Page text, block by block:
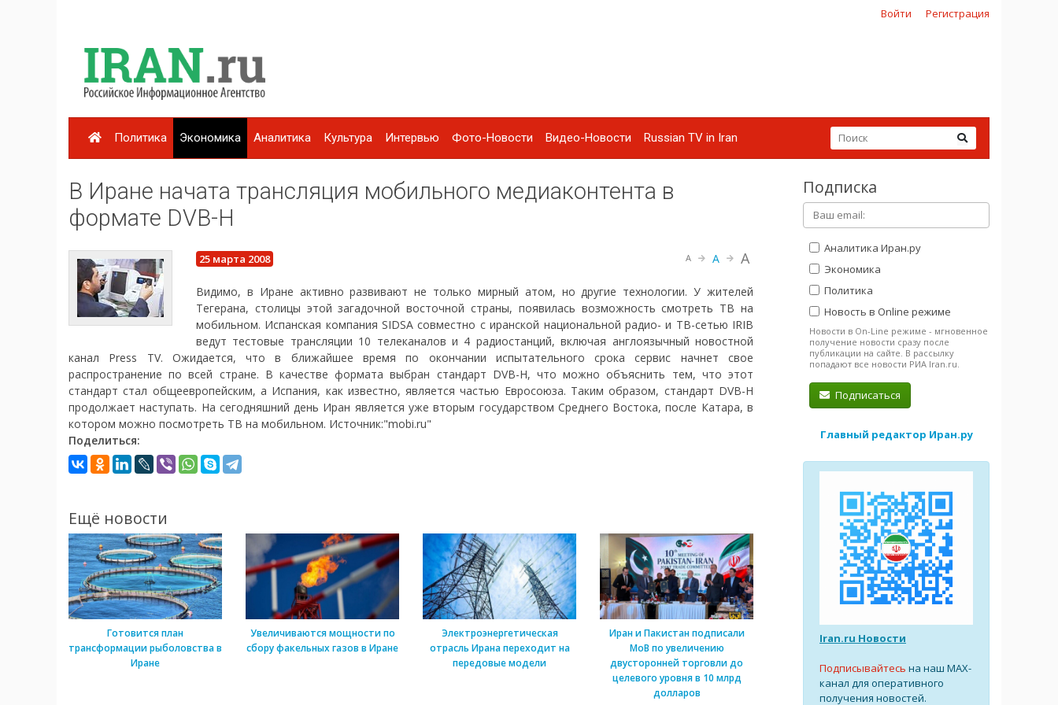
Войти Регистрация
Политика Экономика Аналитика Культура Интервью Фото-Новости Видео-Новости Russian TV in Iran
В Иране начата трансляция мобильного медиаконтента в
формате DVB-H
25 марта 2008 A A A
Видимо, в Иране активно развивают не только мирный атом, но другие технологии. У жителей
Тегерана, столицы этой загадочной восточной страны, появилась возможность смотреть ТВ на
мобильном. Испанская компания SIDSA совместно с иранской национальной радио- и ТВ-сетью IRIB
ведут тестовые трансляции 10 телеканалов и 4 радиостанций, включая англоязычный новостной
канал Press TV. Ожидается, что в ближайшее время по окончании испытательного срока сервис начнет свое
распространение по всей стране. В качестве формата выбран стандарт DVB-H, что можно объяснить тем, что этот
стандарт стал общеевропейским, а Испания, как известно, является частью Евросоюза. Таким образом, стандарт DVB-H
продолжает наступать. На сегодняшний день Иран является уже вторым государством Среднего Востока, после Катара, в
котором можно посмотреть ТВ на мобильном. Источник:"mobi.ru"
Поделиться:
Ещё новости
Готовится план
трансформации рыболовства в
Иране
Увеличиваются мощности по
сбору факельных газов в Иране
Электроэнергетическая
отрасль Ирана переходит на
передовые модели
Иран и Пакистан подписали
МоВ по увеличению
двусторонней торговли до
целевого уровня в 10 млрд
долларов
Подписка
Аналитика Иран.ру
Экономика
Политика
Новость в Online режиме
Новости в On-Line режиме - мгновенное
получение новости сразу после
публикации на сайте. В рассылку
попадают все новости РИА Iran.ru.
Подписаться
Главный редактор Иран.ру
Iran.ru Новости
Подписывайтесь на наш MAX-
канал для оперативного
получения новостей.